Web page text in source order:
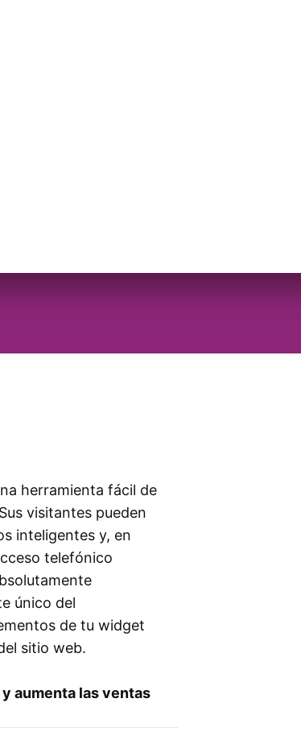
herramienta fácil de
visitantes pueden
inteligentes y, en
telefónico
único del
de tu widget
sitio web.
aumenta las ventas